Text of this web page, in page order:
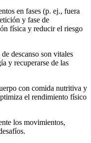
en fases (p. ej., fuera
y fase de
física y reducir el riesgo
descanso son vitales
y recuperarse de las
con comida nutritiva y
el rendimiento físico
los movimientos,